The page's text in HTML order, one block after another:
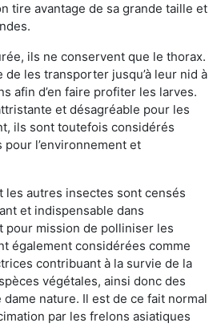
tire avantage de sa grande taille et
ils ne conservent que le thorax.
les transporter jusqu’à leur nid à
afin d’en faire profiter les larves.
et désagréable pour les
ils sont toutefois considérés
l’environnement et
les autres insectes sont censés
et indispensable dans
pour mission de polliniser les
également considérées comme
contribuant à la survie de la
végétales, ainsi donc des
nature. Il est de ce fait normal
par les frelons asiatiques